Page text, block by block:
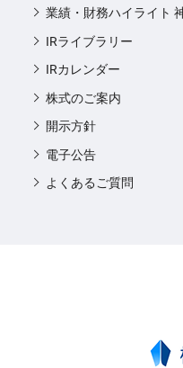
業績・財務ハイライト
IRライブラリー
IRカレンダー
株式のご案内
開示方針
電子公告
よくあるご質問